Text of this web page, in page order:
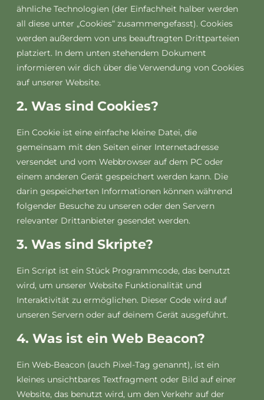
ähnliche Technologien (der Einfachheit halber werden
all diese unter „Cookies“ zusammengefasst). Cookies
werden außerdem von uns beauftragten Drittparteien
platziert. In dem unten stehendem Dokument
informieren wir dich über die Verwendung von Cookies
auf unserer Website.
2. Was sind Cookies?
Ein Cookie ist eine einfache kleine Datei, die
gemeinsam mit den Seiten einer Internetadresse
versendet und vom Webbrowser auf dem PC oder
einem anderen Gerät gespeichert werden kann. Die
darin gespeicherten Informationen können während
folgender Besuche zu unseren oder den Servern
relevanter Drittanbieter gesendet werden.
3. Was sind Skripte?
Ein Script ist ein Stück Programmcode, das benutzt
wird, um unserer Website Funktionalität und
Interaktivität zu ermöglichen. Dieser Code wird auf
unseren Servern oder auf deinem Gerät ausgeführt.
4. Was ist ein Web Beacon?
Ein Web-Beacon (auch Pixel-Tag genannt), ist ein
kleines unsichtbares Textfragment oder Bild auf einer
Website, das benutzt wird, um den Verkehr auf der